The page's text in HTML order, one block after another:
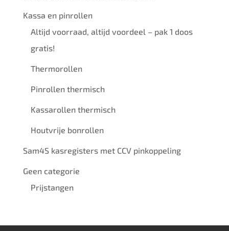
Kassa en pinrollen
Altijd voorraad, altijd voordeel – pak 1 doos
gratis!
Thermorollen
Pinrollen thermisch
Kassarollen thermisch
Houtvrije bonrollen
Sam4S kasregisters met CCV pinkoppeling
Geen categorie
Prijstangen